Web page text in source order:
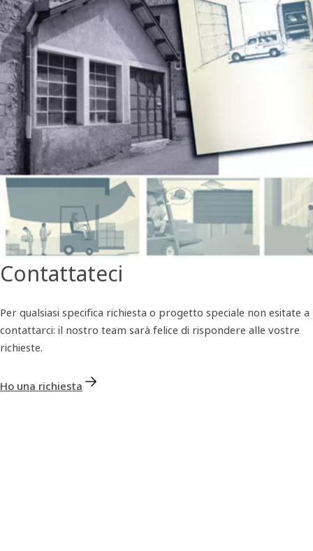
Contattateci
Per qualsiasi specifica richiesta o progetto speciale non esitate a
contattarci: il nostro team sarà felice di rispondere alle vostre
richieste.
Ho una richiesta